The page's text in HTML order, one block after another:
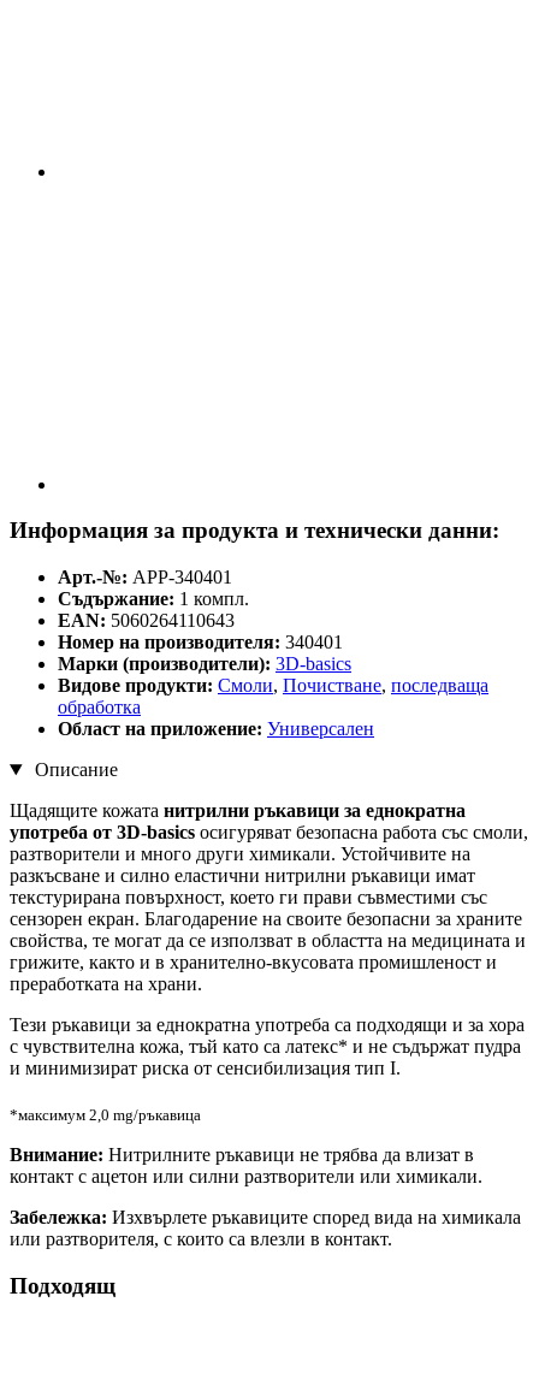
Информация за продукта и технически данни:
Арт.-№: APP-340401
Съдържание: 1 компл.
EAN: 5060264110643
Номер на производителя: 340401
Марки (производители): 3D-basics
Видове продукти: Смоли, Почистване, последваща
обработка
Област на приложение: Универсален
Описание
Щадящите кожата нитрилни ръкавици за еднократна
употреба от 3D-basics осигуряват безопасна работа със смоли,
разтворители и много други химикали. Устойчивите на
разкъсване и силно еластични нитрилни ръкавици имат
текстурирана повърхност, което ги прави съвместими със
сензорен екран. Благодарение на своите безопасни за храните
свойства, те могат да се използват в областта на медицината и
грижите, както и в хранително-вкусовата промишленост и
преработката на храни.
Тези ръкавици за еднократна употреба са подходящи и за хора
с чувствителна кожа, тъй като са латекс* и не съдържат пудра
и минимизират риска от сенсибилизация тип I.
*максимум 2,0 mg/ръкавица
Внимание: Нитрилните ръкавици не трябва да влизат в
контакт с ацетон или силни разтворители или химикали.
Забележка: Изхвърлете ръкавиците според вида на химикала
или разтворителя, с които са влезли в контакт.
Подходящ